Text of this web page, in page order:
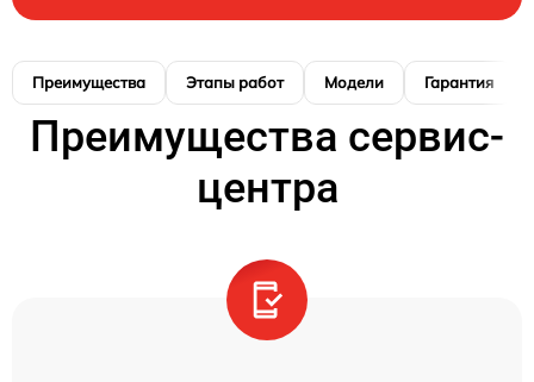
Преимущества Этапы работ Модели Гарантия
Преимущества сервис-
центра